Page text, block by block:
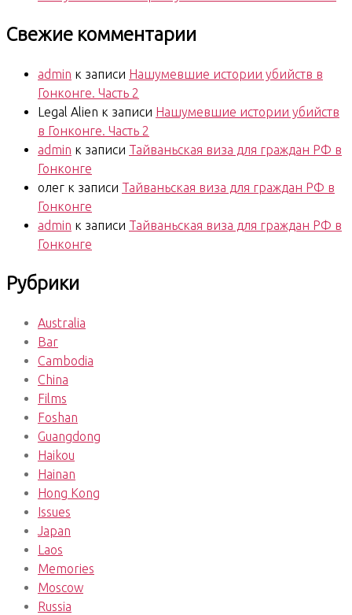
Свежие комментарии
admin к записи Нашумевшие истории убийств в
Гонконге. Часть 2
Legal Alien к записи Нашумевшие истории убийств
в Гонконге. Часть 2
admin к записи Тайваньская виза для граждан РФ в
Гонконге
олег к записи Тайваньская виза для граждан РФ в
Гонконге
admin к записи Тайваньская виза для граждан РФ в
Гонконге
Рубрики
Australia
Bar
Cambodia
China
Films
Foshan
Guangdong
Haikou
Hainan
Hong Kong
Issues
Japan
Laos
Memories
Moscow
Russia